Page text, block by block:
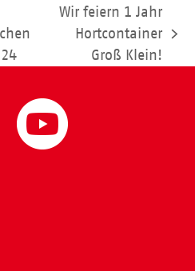
Nächster
Beitrag:
Wir feiern 1 Jahr
Hortcontainer
Groß Klein!